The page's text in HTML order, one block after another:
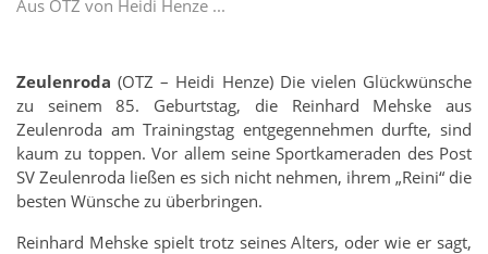
Aus OTZ von Heidi Henze ...
Zeulenroda (OTZ – Heidi Henze) Die vielen Glückwünsche
zu seinem 85. Geburtstag, die Reinhard Mehske aus
Zeulenroda am Trainingstag entgegennehmen durfte, sind
kaum zu toppen. Vor allem seine Sportkameraden des Post
SV Zeulenroda ließen es sich nicht nehmen, ihrem „Reini“ die
besten Wünsche zu überbringen.
Reinhard Mehske spielt trotz seines Alters, oder wie er sagt,